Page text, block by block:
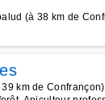
(à 38 km de
km de Confrançon)